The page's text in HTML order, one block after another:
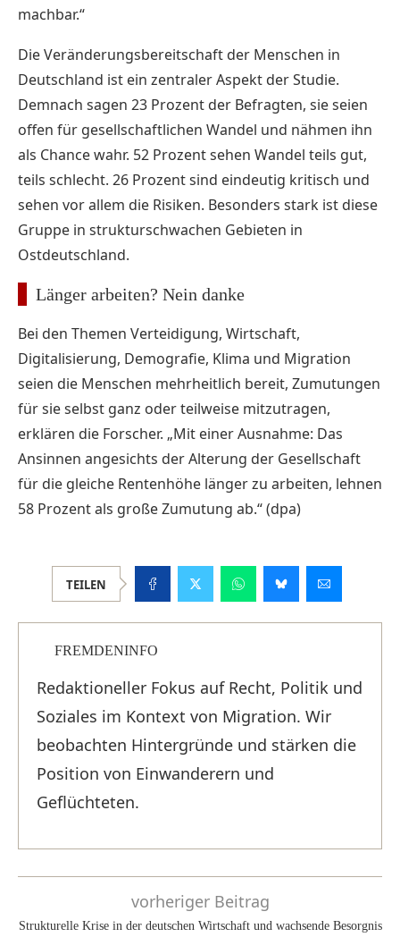
machbar.“
Die Veränderungsbereitschaft der Menschen in
Deutschland ist ein zentraler Aspekt der Studie.
Demnach sagen 23 Prozent der Befragten, sie seien
offen für gesellschaftlichen Wandel und nähmen ihn
als Chance wahr. 52 Prozent sehen Wandel teils gut,
teils schlecht. 26 Prozent sind eindeutig kritisch und
sehen vor allem die Risiken. Besonders stark ist diese
Gruppe in strukturschwachen Gebieten in
Ostdeutschland.
Länger arbeiten? Nein danke
Bei den Themen Verteidigung, Wirtschaft,
Digitalisierung, Demografie, Klima und Migration
seien die Menschen mehrheitlich bereit, Zumutungen
für sie selbst ganz oder teilweise mitzutragen,
erklären die Forscher. „Mit einer Ausnahme: Das
Ansinnen angesichts der Alterung der Gesellschaft
für die gleiche Rentenhöhe länger zu arbeiten, lehnen
58 Prozent als große Zumutung ab.“ (dpa)
TEILEN
FREMDENINFO
Redaktioneller Fokus auf Recht, Politik und
Soziales im Kontext von Migration. Wir
beobachten Hintergründe und stärken die
Position von Einwanderern und
Geflüchteten.
vorheriger Beitrag
Strukturelle Krise in der deutschen Wirtschaft und wachsende Besorgnis